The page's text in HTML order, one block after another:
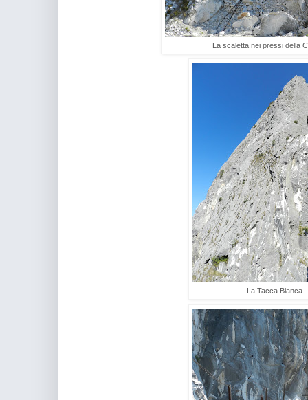
La scaletta nei pressi della
La Tacca Bianca